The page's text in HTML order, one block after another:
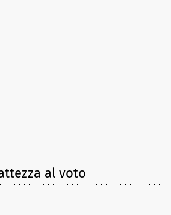
al voto